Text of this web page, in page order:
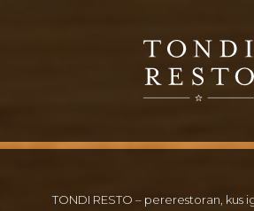
TONDI RESTO – pererestoran, kus